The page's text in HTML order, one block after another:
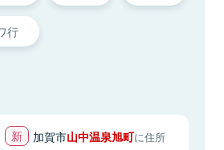
行
加賀市山中温泉旭町に住所